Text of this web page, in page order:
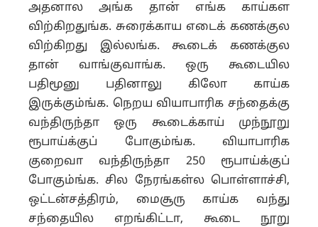
அதனால அங்க தான் எங்க காய்கள
விற்கிறதுங்க. சுரைக்காய எடைக் கணக்குல
விற்கிறது இல்லங்க. கூடைக் கணக்குல
தான் வாங்குவாங்க. ஒரு கூடையில
பதிமூனு பதினாலு கிலோ காய்க
இருக்கும்ங்க. நெறய வியாபாரிக சந்தைக்கு
வந்திருந்தா ஒரு கூடைக்காய் முந்நூறு
ரூபாய்க்குப் போகும்ங்க. வியாபாரிக
குறைவா வந்திருந்தா 250 ரூபாய்க்குப்
போகும்ங்க. சில நேரங்கள்ல பொள்ளாச்சி,
ஒட்டன்சத்திரம், மைசூரு காய்க வந்து
சந்தையில எறங்கிட்டா, கூடை நூறு